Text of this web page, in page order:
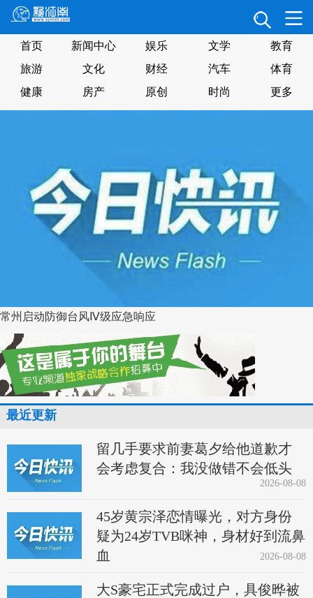
首页 新闻中心 娱乐 文学
教育
旅游
文化 财经 汽车
体育
健康
房产 原创 时尚 更多
常州启动防御台风Ⅳ级应急响应
最近更新
留几手要求前妻葛夕给他道歉才
会考虑复合：我没做错不会低头
2026-08-08
45岁黄宗泽恋情曝光，对方身份
疑为24岁TVB咪神，身材好到流鼻
血
2026-08-08
大S豪宅正式完成过户，具俊晔被